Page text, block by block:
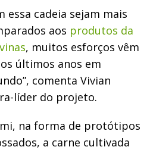
essa cadeia sejam mais
aos produtos da
, muitos esforços vêm
últimos anos em
comenta Vivian
líder do projeto.
na forma de protótipos
a carne cultivada